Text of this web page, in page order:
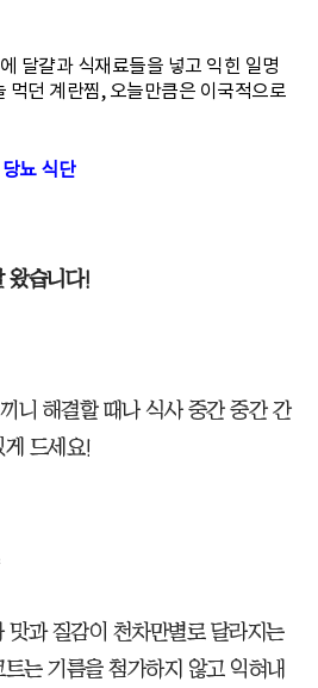
달걀과 식재료들을 넣고 익힌 일명
먹던 계란찜, 오늘만큼은 이국적으로
뇨 식단
왔습니다!
니 해결할 때나 식사 중간 중간 간
게 드세요!
맛과 질감이 천차만별로 달라지는
는 기름을 첨가하지 않고 익혀내